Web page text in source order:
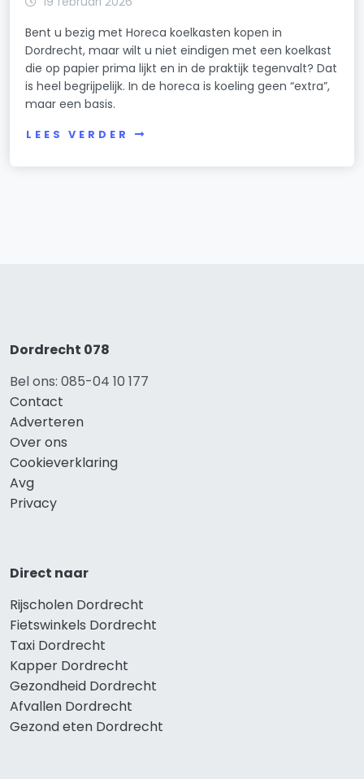
Bent u bezig met Horeca koelkasten kopen in
Dordrecht, maar wilt u niet eindigen met een koelkast
die op papier prima lijkt en in de praktijk tegenvalt? Dat
is heel begrijpelijk. In de horeca is koeling geen “extra”,
maar een basis.
LEES VERDER
Dordrecht 078
Bel ons: 085-04 10 177
Contact
Adverteren
Over ons
Cookieverklaring
Avg
Privacy
Direct naar
Rijscholen Dordrecht
Fietswinkels Dordrecht
Taxi Dordrecht
Kapper Dordrecht
Gezondheid Dordrecht
Afvallen Dordrecht
Gezond eten Dordrecht